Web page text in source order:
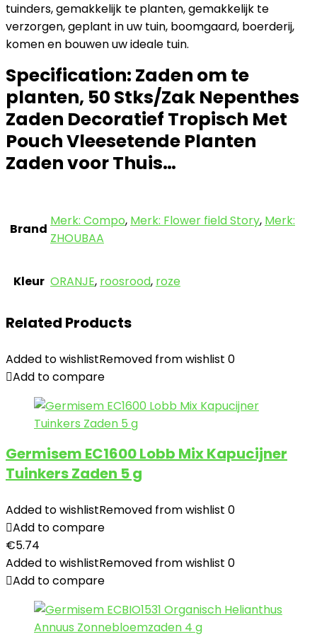
tuinders, gemakkelijk te planten, gemakkelijk te
verzorgen, geplant in uw tuin, boomgaard, boerderij,
komen en bouwen uw ideale tuin.
Specification: Zaden om te
planten, 50 Stks/Zak Nepenthes
Zaden Decoratief Tropisch Met
Pouch Vleesetende Planten
Zaden voor Thuis…
Brand
Merk: Compo, Merk: Flower field Story, Merk:
ZHOUBAA
Kleur ORANJE, roosrood, roze
Related Products
Added to wishlistRemoved from wishlist 0
Add to compare
Germisem EC1600 Lobb Mix Kapucijner
Tuinkers Zaden 5 g
Added to wishlistRemoved from wishlist 0
Add to compare
€5.74
Added to wishlistRemoved from wishlist 0
Add to compare